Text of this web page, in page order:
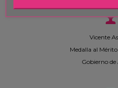
Vicente
Medalla al
Gobierno